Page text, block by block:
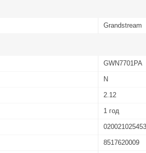
Grandstream
GWN7701PA
N
2.12
1 год
8517620009